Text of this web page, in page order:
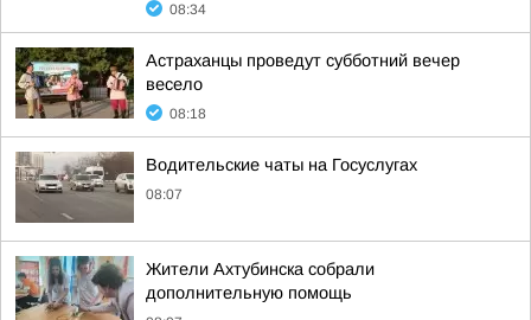
08:34
Астраханцы проведут субботний вечер
весело
08:18
Водительские чаты на Госуслугах
08:07
Жители Ахтубинска собрали
дополнительную помощь